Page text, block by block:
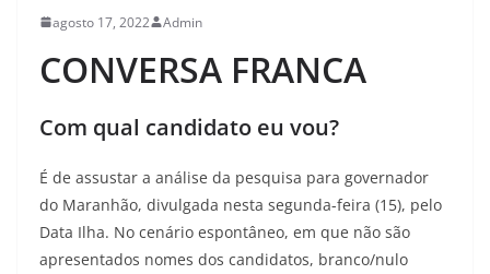
agosto 17, 2022 Admin
CONVERSA FRANCA
Com qual candidato eu vou?
É de assustar a análise da pesquisa para governador
do Maranhão, divulgada nesta segunda-feira (15), pelo
Data Ilha. No cenário espontâneo, em que não são
apresentados nomes dos candidatos, branco/nulo